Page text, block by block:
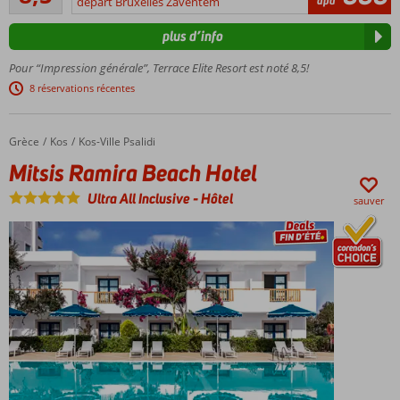
Piscine
avec
Spa et
centre
bien-
être
commentaires
Pour “Impression générale”, Terrace Elite Resort est noté 8,5!
8 réservations récentes
plus d’info
Accueil
Grèce Kos Kos-Ville Psalidi
Mitsis Ramira Beach Hotel
Mitsis Ramira Beach Hotel
Ultra All Inclusive-Hôtel sauver